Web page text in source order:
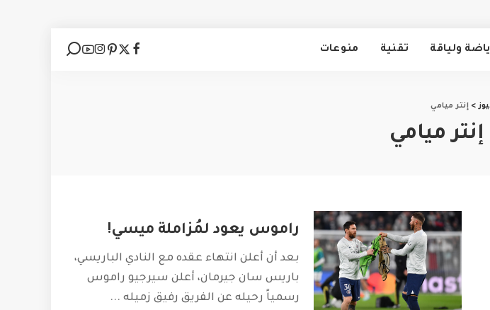
ولياقة تقنية منوعات
> إنتر ميامي
إنتر ميامي
راموس يعود لمُزاملة ميسي!
بعد أن أعلن انتهاء عقده مع النادي الباريسي،
باريس سان جيرمان، أعلن سيرجيو راموس
رسمياً رحيله عن الفريق رفيق زميله ...